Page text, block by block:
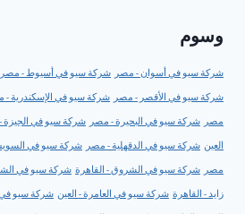
وسوم
شركة سيو في أسوان - مصر شركة سيو في أسيوط - مصر
شركة سيو في الأقصر - مصر شركة سيو في الإسكندرية -
مصر شركة سيو في البحيرة - مصر شركة سيو في
العين شركة سيو في الدقهلية - مصر شركة سيو في
مصر شركة سيو في الشروق - القاهرة شركة سيو في
زايد - القاهرة شركة سيو في العامرة - العين شركة سيو في